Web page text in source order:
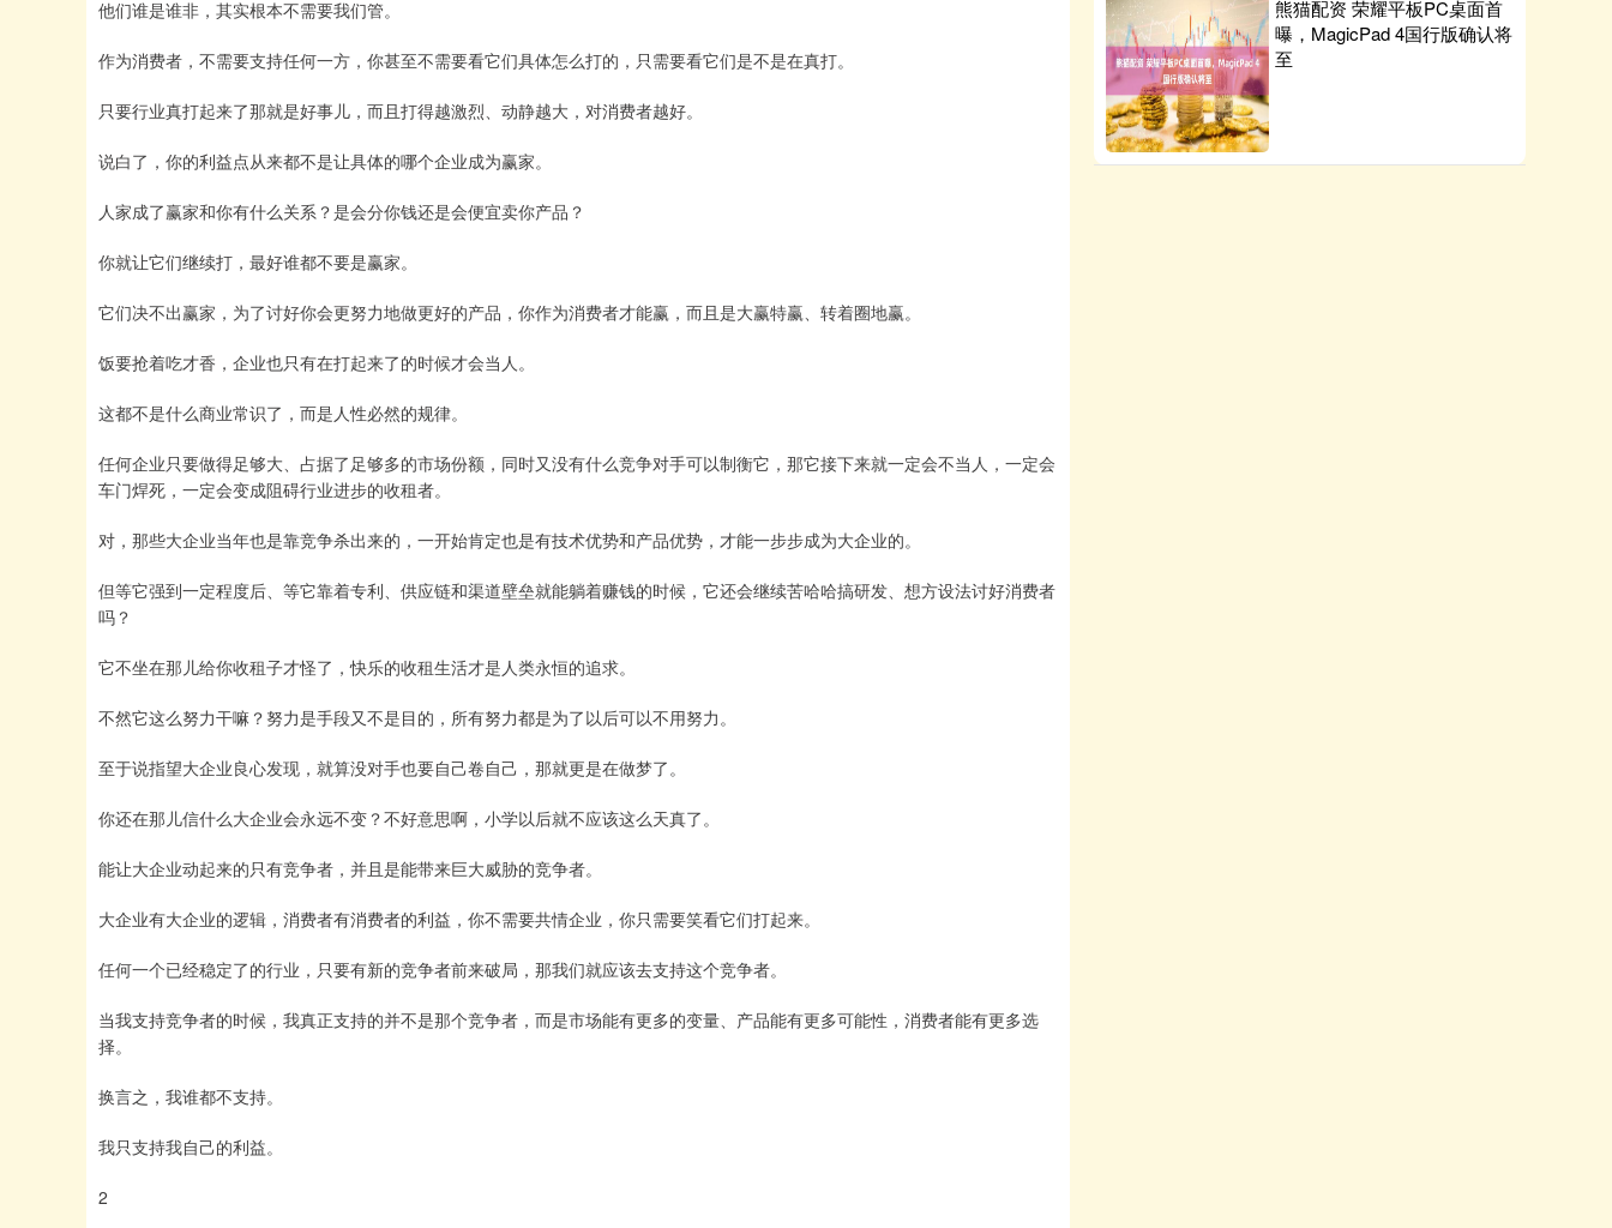
他们谁是谁非，其实根本不需要我们管。
作为消费者，不需要支持任何一方，你甚至不需要看它们具体怎么打的，只需要看它们是不是在真打。
只要行业真打起来了那就是好事儿，而且打得越激烈、动静越大，对消费者越好。
说白了，你的利益点从来都不是让具体的哪个企业成为赢家。
人家成了赢家和你有什么关系？是会分你钱还是会便宜卖你产品？
你就让它们继续打，最好谁都不要是赢家。
它们决不出赢家，为了讨好你会更努力地做更好的产品，你作为消费者才能赢，而且是大赢特赢、转着圈地赢。
饭要抢着吃才香，企业也只有在打起来了的时候才会当人。
这都不是什么商业常识了，而是人性必然的规律。
任何企业只要做得足够大、占据了足够多的市场份额，同时又没有什么竞争对手可以制衡它，那它接下来就一定会不当人，一定会
车门焊死，一定会变成阻碍行业进步的收租者。
对，那些大企业当年也是靠竞争杀出来的，一开始肯定也是有技术优势和产品优势，才能一步步成为大企业的。
但等它强到一定程度后、等它靠着专利、供应链和渠道壁垒就能躺着赚钱的时候，它还会继续苦哈哈搞研发、想方设法讨好消费者
吗？
它不坐在那儿给你收租子才怪了，快乐的收租生活才是人类永恒的追求。
不然它这么努力干嘛？努力是手段又不是目的，所有努力都是为了以后可以不用努力。
至于说指望大企业良心发现，就算没对手也要自己卷自己，那就更是在做梦了。
你还在那儿信什么大企业会永远不变？不好意思啊，小学以后就不应该这么天真了。
能让大企业动起来的只有竞争者，并且是能带来巨大威胁的竞争者。
大企业有大企业的逻辑，消费者有消费者的利益，你不需要共情企业，你只需要笑看它们打起来。
任何一个已经稳定了的行业，只要有新的竞争者前来破局，那我们就应该去支持这个竞争者。
当我支持竞争者的时候，我真正支持的并不是那个竞争者，而是市场能有更多的变量、产品能有更多可能性，消费者能有更多选
择。
换言之，我谁都不支持。
我只支持我自己的利益。
2
熊猫配资 荣耀平板PC桌面首
曝，MagicPad 4国行版确认将
至